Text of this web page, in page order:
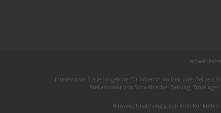
Interessante Stellenangebote für Arbeit in Vollzeit oder Teilzeit ,
Stellenmarkt von Schwäbischer Zeitung ,
Hinweis: Unabhängig von ihrer